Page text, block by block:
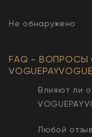
Не обнаружено
FAQ - ВОПРОСЫ
Влияют ли
Любой